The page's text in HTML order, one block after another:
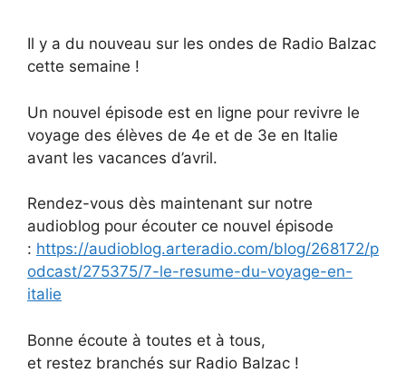
Il y a du nouveau sur les ondes de Radio Balzac
cette semaine !
Un nouvel épisode est en ligne pour revivre le
voyage des élèves de 4e et de 3e en Italie
avant les vacances d’avril.
Rendez-vous dès maintenant sur notre
audioblog pour écouter ce nouvel épisode
: https://audioblog.arteradio.com/blog/268172/p
odcast/275375/7-le-resume-du-voyage-en-
italie
Bonne écoute à toutes et à tous,
et restez branchés sur Radio Balzac !